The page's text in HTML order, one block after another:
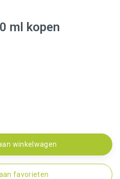
ml kopen
winkelwagen
favorieten